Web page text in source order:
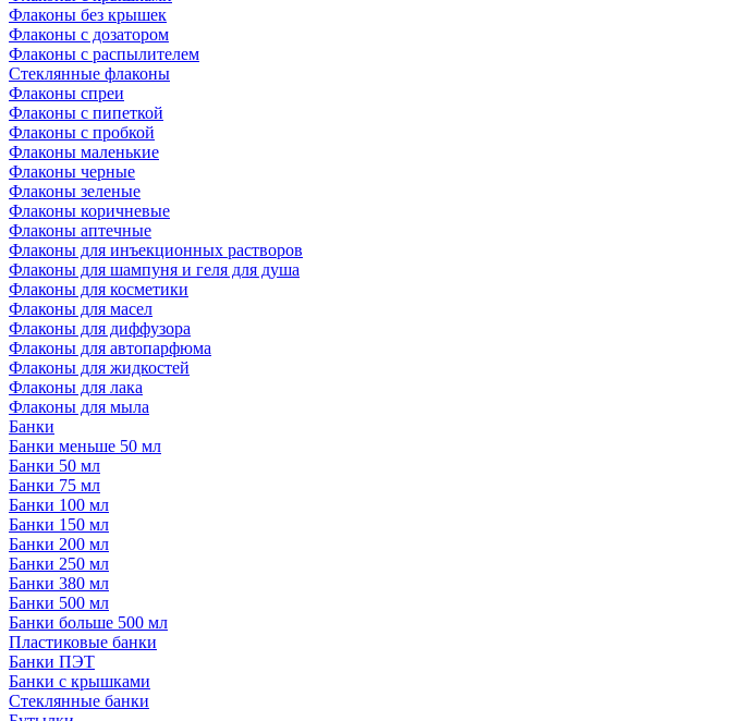
Флаконы без крышек
Флаконы с дозатором
Флаконы с распылителем
Стеклянные флаконы
Флаконы cпреи
Флаконы с пипеткой
Флаконы с пробкой
Флаконы маленькие
Флаконы черные
Флаконы зеленые
Флаконы коричневые
Флаконы аптечные
Флаконы для инъекционных растворов
Флаконы для шампуня и геля для душа
Флаконы для косметики
Флаконы для масел
Флаконы для диффузора
Флаконы для автопарфюма
Флаконы для жидкостей
Флаконы для лака
Флаконы для мыла
Банки
Банки меньше 50 мл
Банки 50 мл
Банки 75 мл
Банки 100 мл
Банки 150 мл
Банки 200 мл
Банки 250 мл
Банки 380 мл
Банки 500 мл
Банки больше 500 мл
Пластиковые банки
Банки ПЭТ
Банки с крышками
Стеклянные банки